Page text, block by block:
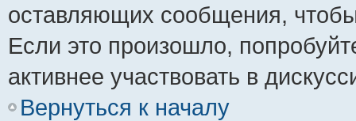
оставляющих сообщения,
Если это произошло,
активнее участвовать в
Вернуться к началу